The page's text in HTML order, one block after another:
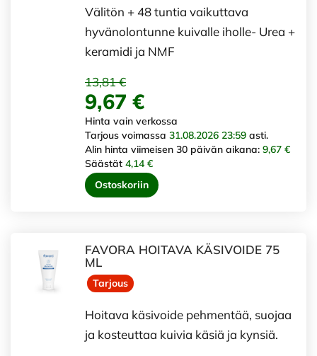
Välitön + 48 tuntia vaikuttava
hyvänolontunne kuivalle iholle- Urea +
keramidi ja NMF
13,81 €
9,67 €
Hinta vain verkossa
Tarjous voimassa 31.08.2026 23:59 asti.
Alin hinta viimeisen 30 päivän aikana: 9,67 €
Säästät 4,14 €
Ostoskoriin
FAVORA HOITAVA KÄSIVOIDE 75
ML
Tarjous
Hoitava käsivoide pehmentää, suojaa
ja kosteuttaa kuivia käsiä ja kynsiä.